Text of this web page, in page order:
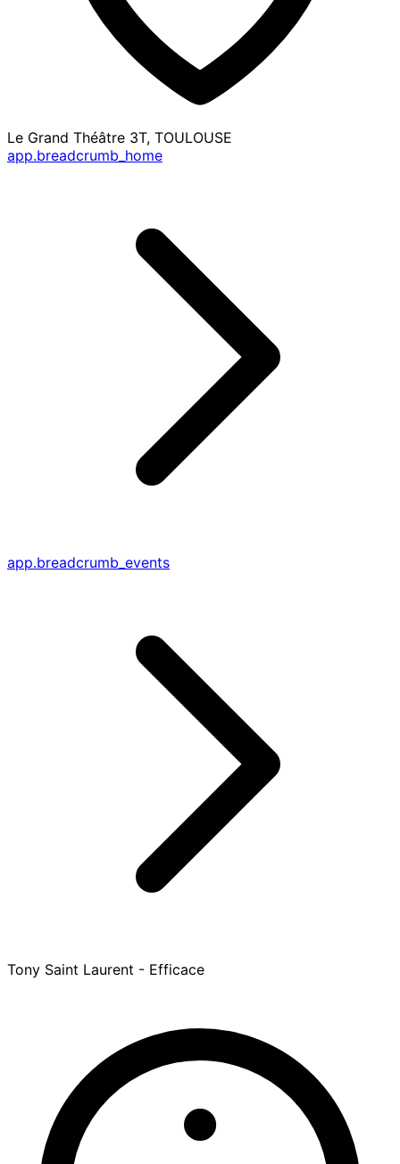
Le Grand Théâtre 3T, TOULOUSE
app.breadcrumb_home
app.breadcrumb_events
Tony Saint Laurent - Efficace